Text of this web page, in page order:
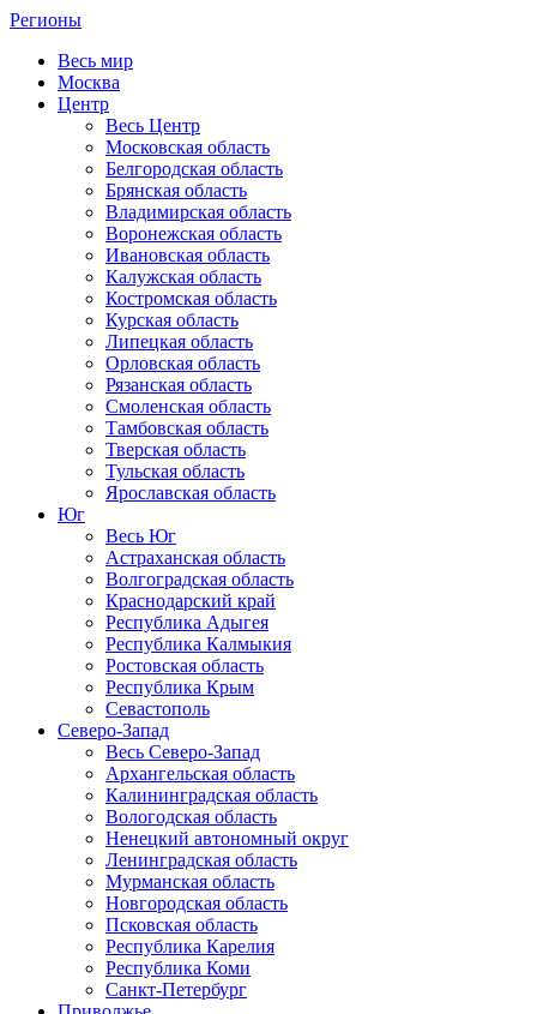
Регионы
Весь мир
Москва
Центр
Весь Центр
Московская область
Белгородская область
Брянская область
Владимирская область
Воронежская область
Ивановская область
Калужская область
Костромская область
Курская область
Липецкая область
Орловская область
Рязанская область
Смоленская область
Тамбовская область
Тверская область
Тульская область
Ярославская область
Юг
Весь Юг
Астраханская область
Волгоградская область
Краснодарский край
Республика Адыгея
Республика Калмыкия
Ростовская область
Республика Крым
Севастополь
Северо-Запад
Весь Северо-Запад
Архангельская область
Калининградская область
Вологодская область
Ненецкий автономный округ
Ленинградская область
Мурманская область
Новгородская область
Псковская область
Республика Карелия
Республика Коми
Санкт-Петербург